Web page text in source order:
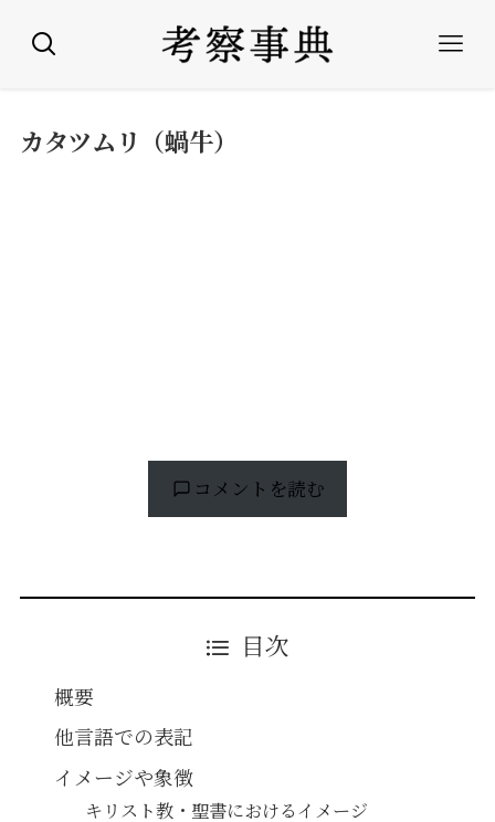
カタツムリ（蝸牛）
コメントを読む
目次
概要
他言語での表記
イメージや象徴
キリスト教・聖書におけるイメージ